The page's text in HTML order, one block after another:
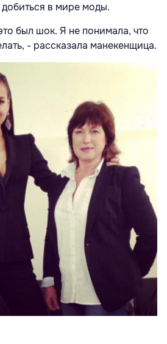
в мире моды.
был шок. Я не понимала, что
- рассказала манекенщица.